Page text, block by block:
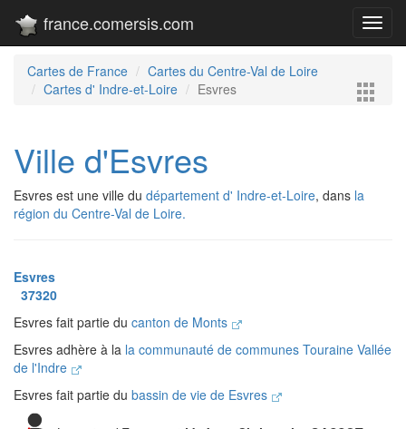
france.comersis.com
Cartes de France
Cartes du Centre-Val de Loire
Cartes d' Indre-et-Loire
Esvres
Ville d'Esvres
Esvres est une ville du département d' Indre-et-Loire, dans la
région du Centre-Val de Loire.
Esvres
37320
Esvres fait partie du canton de Monts
Esvres adhère à la la communauté de communes Touraine Vallée
de l'Indre
Esvres fait partie du bassin de vie de Esvres